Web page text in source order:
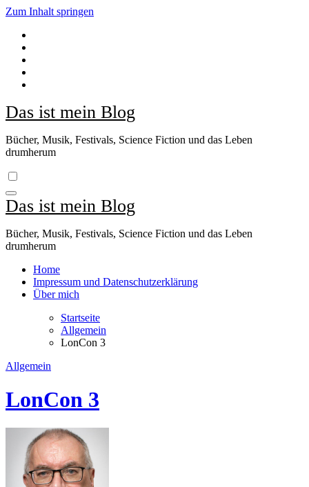
Zum Inhalt springen
Das ist mein Blog
Bücher, Musik, Festivals, Science Fiction und das Leben
drumherum
Das ist mein Blog
Bücher, Musik, Festivals, Science Fiction und das Leben
drumherum
Home
Impressum und Datenschutzerklärung
Über mich
Startseite
Allgemein
LonCon 3
Allgemein
LonCon 3